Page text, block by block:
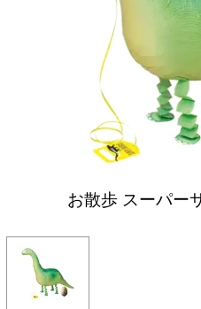
お散歩 スーパー